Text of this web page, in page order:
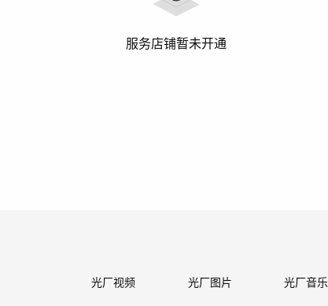
服务店铺暂未开通
光厂视频 光厂图片 光厂音乐